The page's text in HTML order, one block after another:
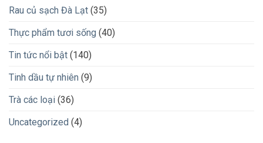
Rau củ sạch Đà Lạt (35)
Thực phẩm tươi sống (40)
Tin tức nổi bật (140)
Tinh dầu tự nhiên (9)
Trà các loại (36)
Uncategorized (4)